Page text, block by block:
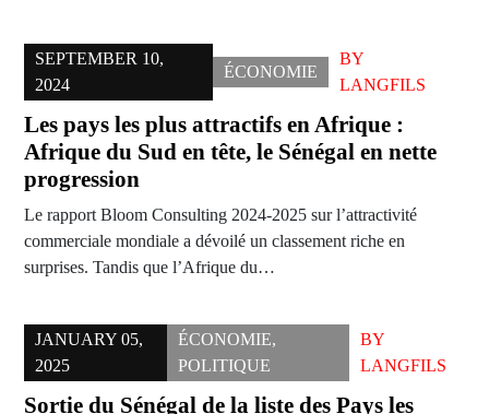
SEPTEMBER 10,
2024
ÉCONOMIE
BY
LANGFILS
Les pays les plus attractifs en Afrique :
Afrique du Sud en tête, le Sénégal en nette
progression
Le rapport Bloom Consulting 2024-2025 sur l’attractivité
commerciale mondiale a dévoilé un classement riche en
surprises. Tandis que l’Afrique du…
JANUARY 05,
2025
ÉCONOMIE,
POLITIQUE
BY
LANGFILS
Sortie du Sénégal de la liste des Pays les